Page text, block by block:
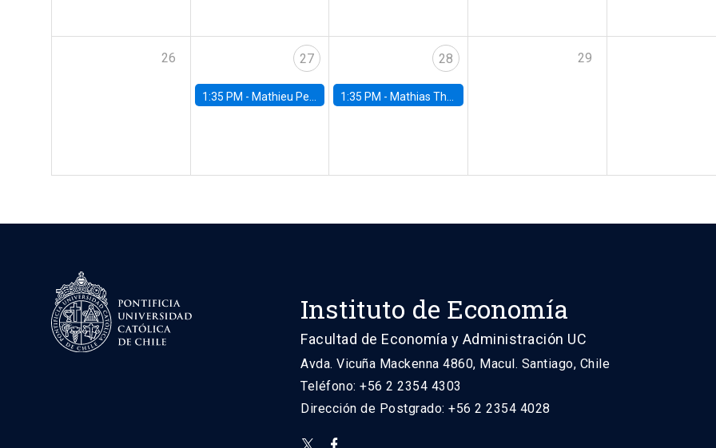
26 27
1:35 PM - Mathieu Pedemonte, IDB
28
1:35 PM - Mathias Thoenig, University of Lausanne
29
Instituto de Economía
Facultad de Economía y Administración UC
Avda. Vicuña Mackenna 4860, Macul. Santiago, Chile
Teléfono: +56 2 2354 4303
Dirección de Postgrado: +56 2 2354 4028